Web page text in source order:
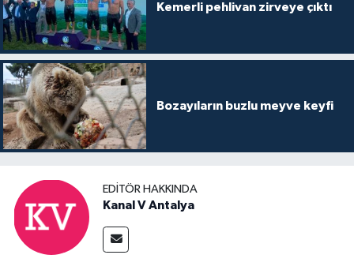
Kemerli pehlivan zirveye çıktı
Bozayıların buzlu meyve keyfi
EDITÖR HAKKINDA
Kanal V Antalya